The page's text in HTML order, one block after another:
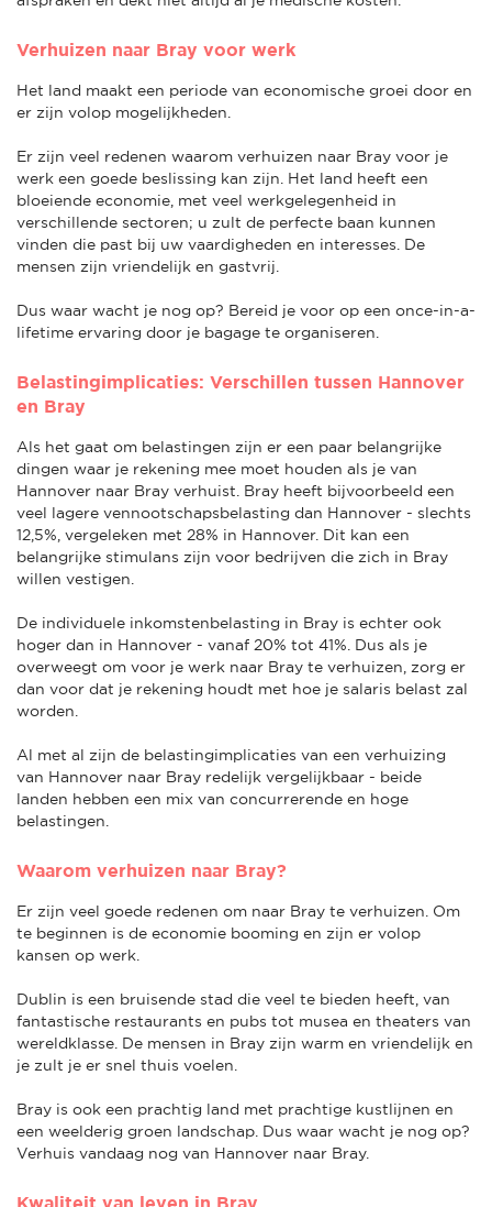
Verhuizen naar Bray voor werk
Het land maakt een periode van economische groei door en
er zijn volop mogelijkheden.
Er zijn veel redenen waarom verhuizen naar Bray voor je
werk een goede beslissing kan zijn. Het land heeft een
bloeiende economie, met veel werkgelegenheid in
verschillende sectoren; u zult de perfecte baan kunnen
vinden die past bij uw vaardigheden en interesses. De
mensen zijn vriendelijk en gastvrij.
Dus waar wacht je nog op? Bereid je voor op een once-in-a-
lifetime ervaring door je bagage te organiseren.
Belastingimplicaties: Verschillen tussen Hannover
en Bray
Als het gaat om belastingen zijn er een paar belangrijke
dingen waar je rekening mee moet houden als je van
Hannover naar Bray verhuist. Bray heeft bijvoorbeeld een
veel lagere vennootschapsbelasting dan Hannover - slechts
12,5%, vergeleken met 28% in Hannover. Dit kan een
belangrijke stimulans zijn voor bedrijven die zich in Bray
willen vestigen.
De individuele inkomstenbelasting in Bray is echter ook
hoger dan in Hannover - vanaf 20% tot 41%. Dus als je
overweegt om voor je werk naar Bray te verhuizen, zorg er
dan voor dat je rekening houdt met hoe je salaris belast zal
worden.
Al met al zijn de belastingimplicaties van een verhuizing
van Hannover naar Bray redelijk vergelijkbaar - beide
landen hebben een mix van concurrerende en hoge
belastingen.
Waarom verhuizen naar Bray?
Er zijn veel goede redenen om naar Bray te verhuizen. Om
te beginnen is de economie booming en zijn er volop
kansen op werk.
Dublin is een bruisende stad die veel te bieden heeft, van
fantastische restaurants en pubs tot musea en theaters van
wereldklasse. De mensen in Bray zijn warm en vriendelijk en
je zult je er snel thuis voelen.
Bray is ook een prachtig land met prachtige kustlijnen en
een weelderig groen landschap. Dus waar wacht je nog op?
Verhuis vandaag nog van Hannover naar Bray.
Kwaliteit van leven in Bray